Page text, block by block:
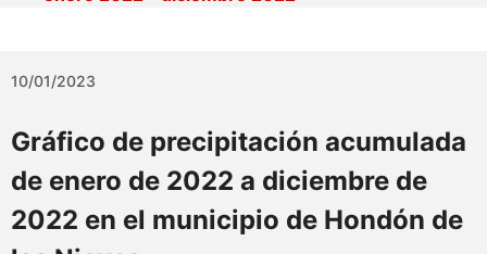
10/01/2023
Gráfico de precipitación acumulada
de enero de 2022 a diciembre de
2022 en el municipio de Hondón de